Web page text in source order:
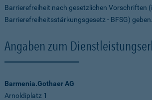
Barrierefreiheit nach gesetzlichen Vorschriften
Barrierefreiheitsstärkungsgesetz - BFSG) geben.
Angaben zum
Barmenia.Gothaer AG
Arnoldiplatz 1